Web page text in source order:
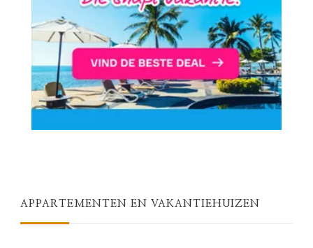
APPARTEMENTEN EN VAKANTIEHUIZEN